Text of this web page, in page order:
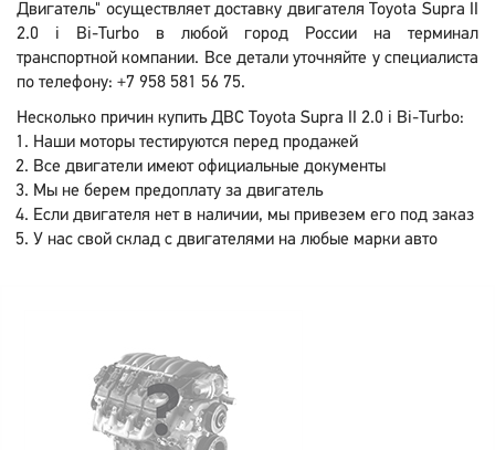
Двигатель" осуществляет доставку двигателя Toyota Supra II
2.0 i Bi-Turbo в любой город России на терминал
транспортной компании. Все детали уточняйте у специалиста
по телефону: +7 958 581 56 75.
Несколько причин купить ДВС Toyota Supra II 2.0 i Bi-Turbo:
Наши моторы тестируются перед продажей
Все двигатели имеют официальные документы
Мы не берем предоплату за двигатель
Если двигателя нет в наличии, мы привезем его под заказ
У нас свой склад с двигателями на любые марки авто